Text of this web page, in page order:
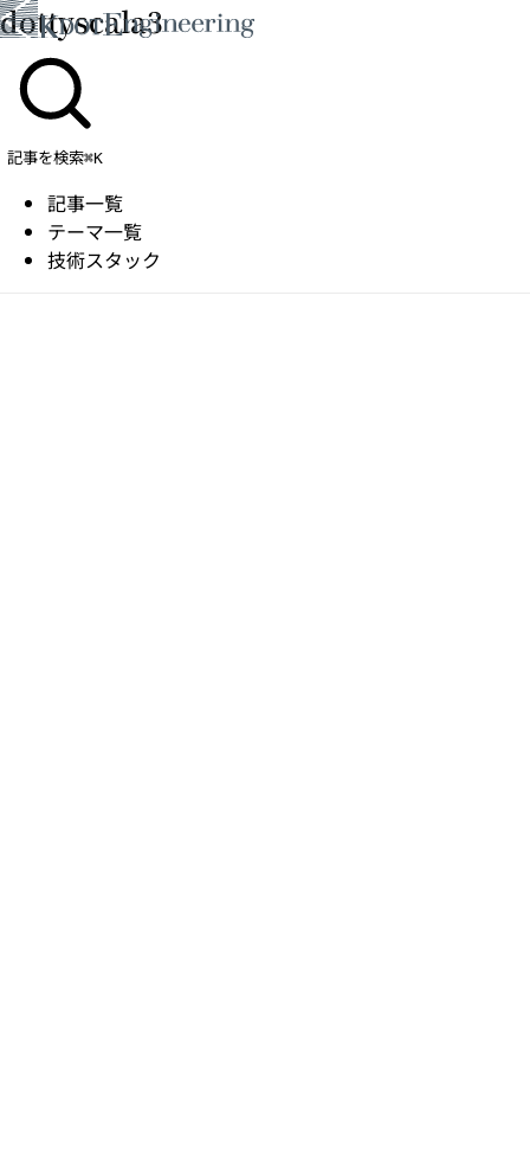
記事を検索⌘K
記事一覧
テーマ一覧
技術スタック
dottyscala3